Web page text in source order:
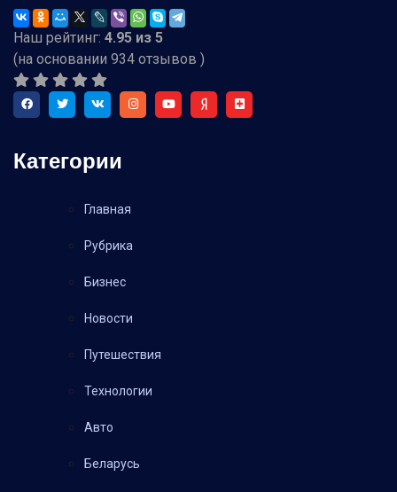
Наш рейтинг: 4.95 из 5
(на основании 934 отзывов )
Категории
Главная
Рубрика
Бизнес
Новости
Путешествия
Технологии
Авто
Беларусь